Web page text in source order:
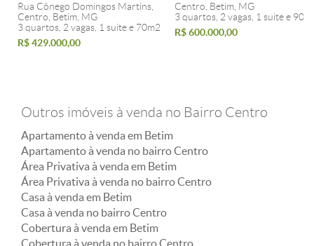
Rua Cônego Domingos Martins,
Centro, Betim, MG
3 quartos, 2 vagas, 1 suite e 70m2
R$ 429.000,00
Centro, Betim, MG
3 quartos, 2 vagas, 1 suite e
R$ 600.000,00
Outros imóveis à venda no Bairro Centro
Apartamento à venda em Betim
Apartamento à venda no bairro Centro
Área Privativa à venda em Betim
Área Privativa à venda no bairro Centro
Casa à venda em Betim
Casa à venda no bairro Centro
Cobertura à venda em Betim
Cobertura à venda no bairro Centro